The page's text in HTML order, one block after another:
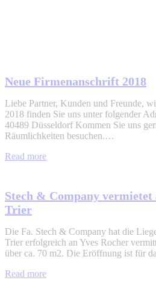
Neue Firmenanschrift 2018
Liebe Partner, Kunden und Freunde,
2018 finden Sie uns unter folgender
40489 Düsseldorf Kommen Sie uns
Räumlichkeiten besuchen.…
Read more
Stech & Company vermietet
Trier
Die Fa. Stech & Company hat die
Trier erfolgreich an Yves Rocher
über ca. 70 m2. Die Eröffnung ist für
Read more